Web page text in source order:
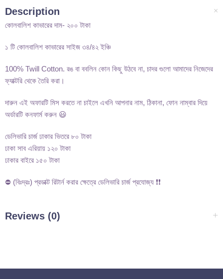
Description
কোলবালিশ কাভারের দাম- ২০০ টাকা
১ টি কোলবালিশ কাভারের সাইজ ৩৪/৪২ ইঞ্চি
100% Twill Cotton. রঙ বা ববলিন কোন কিছু উঠবে না, চাদর গুলো আমাদের নিজেদের
ফ্যাক্টরি থেকে তৈরি করা।
দারুন এই অফারটি মিস করতে না চাইলে এখনি আপনার নাম, ঠিকানা, ফোন নাম্বার দিয়ে
অর্ডারটি কনফার্ম করুন 😃
ডেলিভারি চার্জ ঢাকার ভিতরে ৮০ টাকা
ঢাকা সাব এরিয়ায় ১২০ টাকা
ঢাকার বাইরে ১৫০ টাকা
⛔ (বিঃদ্রঃ) প্রডাক্ট রিটার্ন করার ক্ষেত্রে ডেলিভারি চার্জ প্রযোজ্য ❗❗
Reviews (0)